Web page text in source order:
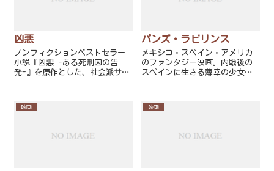
凶悪
ノンフィクションベストセラー
小説『凶悪 -ある死刑囚の告
発-』を原作とした、社会派サス
起きた凶悪殺人事件「上申書殺
人事件」を基に、獄中の死刑囚
潮45編集部が暴き、首謀者逮捕
に至るまでを描いた犯罪ドキュ
パンズ・ラビリンス
メキシコ・スペイン・アメリカ
のファンタジー映画。内戦後の
スペインに生きる薄幸の少女を
映画 映画